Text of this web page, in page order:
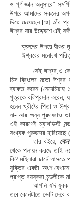
ও পূর্ণ জ্ঞান অনুসারে”
উপরে আমাদের সকলের
দিতে চেয়েছেন [ও] তাঁর
ঈশ্বর যার উদ্দ্যেশে এই
ক্রুশের উপরে যীশুর
ঈশ্বরের মনোরথ
সেই ঈশ্বর,ও
মিস ব্রিংলের মতো ঈশ্বর
ব্যাক্ত করেন
পুত্রকে বলিপ্রদান করেন,
হলেন খ্রীষ্টের পিতা ও
না- আর অন্য পুরুষেরাও তা
এই কারণেই ম্যাথডিস্ট
সংখ্যক পুরুষদের
তার বইয়ে, কেন
থেকে পলায়ন করছে তাই
কি? মহিলারা চার্চে
যুক্তির একটা অংশ
প্রাপ্ত বয়স্করা মন্ডলীকে
আপনি যদি যুবক
তবে কোনটাতে ভোট দেবে